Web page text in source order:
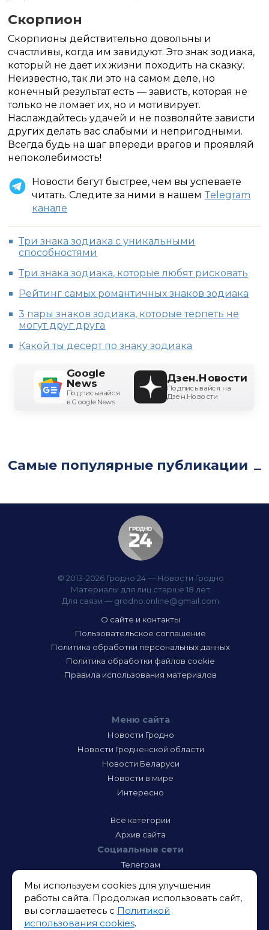
Скорпион
Скорпионы действительно довольны и
счастливы, когда им завидуют. Это знак зодиака,
который не дает их жизни походить на сказку.
Неизвестно, так ли это на самом деле, но
конечный результат есть — зависть, которая не
только не ломает их, но и мотивирует.
Наслаждайтесь удачей и не позволяйте зависти
других делать вас слабыми и непригодными.
Всегда будь на шаг впереди врагов и проявляй
непоколебимость!
Новости бегут быстрее, чем вы успеваете
читать. Следите за ними в нашем Telegram
канале
Три знака зодиака с уникальными
способностями
Три знака зодиака, которые любят рисковать
Рейтинг самых романтичных знаков зодиака
3 пары знаков зодиака, которые терпеть не
могут друг друга
Какой ты десерт по знаку зодиака
Google
News
Подписывайся
в Google News
Дзен.Новости
Подписывайся на
Дзен.Новости
Самые популярные публикации
© 2013-2026 Гродно 24 — Новости Гродно
Материалы для лиц старше 18 лет
Для связи — grodno.online@gmail.com
О сайте и контакты
Пользовательское соглашение
Политика обработки персональных данных
Политика обработки файлов cookie
Правила использования материалов
Меню сайта
Новости Гродно
Новости Гродненской области
Новости Беларуси
Новости в мире
Интересно
Все категории
Архив сайта
Социальные сети
Телеграм
Инстаграм
Тик-Ток
Одноклассники
ВК
Мы используем cookies для улучшения
работы сайта. Продолжая использовать сайт,
вы соглашаетесь с Политикой
использования cookies.